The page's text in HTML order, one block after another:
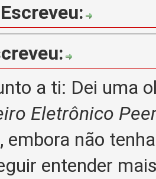
a ti: Dei uma
Eletrônico
embora não
entender